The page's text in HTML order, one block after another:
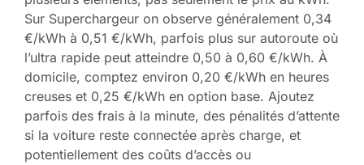
Sur Superchargeur on observe généralement 0,34
€/kWh à 0,51 €/kWh, parfois plus sur autoroute où
l’ultra rapide peut atteindre 0,50 à 0,60 €/kWh. À
domicile, comptez environ 0,20 €/kWh en heures
creuses et 0,25 €/kWh en option base. Ajoutez
parfois des frais à la minute, des pénalités d’attente
si la voiture reste connectée après charge, et
potentiellement des coûts d’accès ou